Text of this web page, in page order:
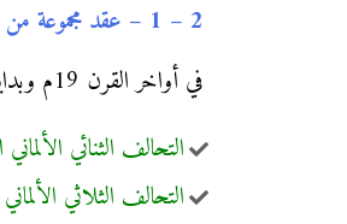
2 – 1 – عقد مجموعة من التحالفات:
في أواخر القرن 19م وبداية القرن 20م تشكلت عدة تحالفات عسكرية، من أبرزها:
التحالف الثنائي الألماني
التحالف الثلاثي الألماني